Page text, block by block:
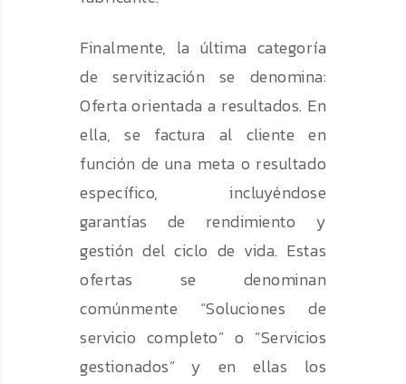
Finalmente, la última categoría
de servitización se denomina:
Oferta orientada a resultados. En
ella, se factura al cliente en
función de una meta o resultado
específico, incluyéndose
garantías de rendimiento y
gestión del ciclo de vida. Estas
ofertas se denominan
comúnmente “Soluciones de
servicio completo” o “Servicios
gestionados” y en ellas los